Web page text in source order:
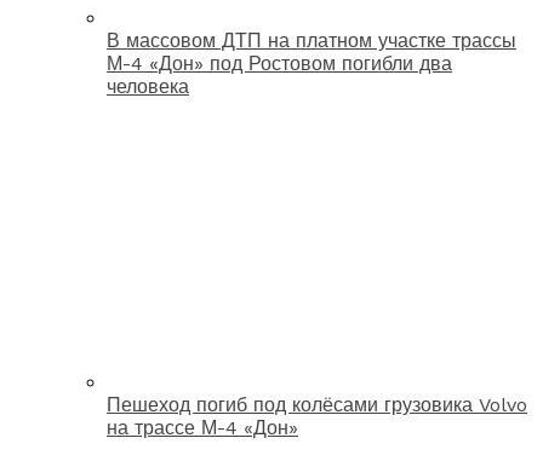
В массовом ДТП на платном участке трассы
М-4 «Дон» под Ростовом погибли два
человека
Пешеход погиб под колёсами грузовика Volvo
на трассе М-4 «Дон»